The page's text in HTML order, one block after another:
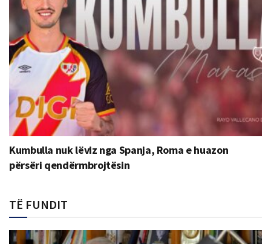
Kumbulla nuk lëviz nga Spanja, Roma e huazon
përsëri qendërmbrojtësin
TË FUNDIT